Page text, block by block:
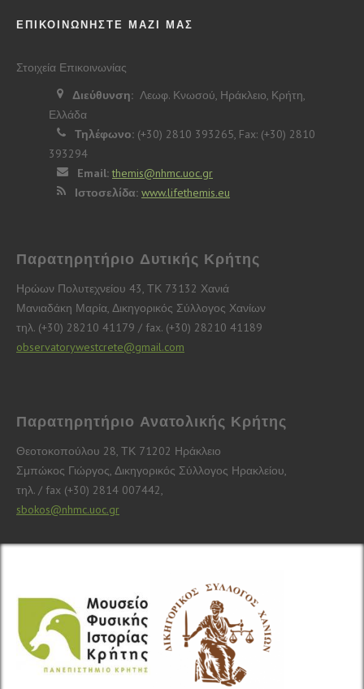
ΕΠΙΚΟΙΝΩΝΗΣΤΕ ΜΑΖΙ ΜΑΣ
Στοιχεία Επικοινωνίας
Διεύθυνση: Λεωφ. Κνωσού, Ηράκλειο, Κρήτη,
Ελλάδα
Τηλέφωνο: (+30) 2810 393265, Fax: (+30) 2810
393294
Email: themis@nhmc.uoc.gr
Ιστοσελίδα: www.lifethemis.eu
Παρατηρητήριο Δυτικής Κρήτης
Ηρώων Πολυτεχνείου 43, ΤΚ 73132 Χανιά
Μανιαδάκη Μαρία, Δικηγορικός Σύλλογος Χανίων
τηλ. (+30) 28210 41179 / fax. (+30) 28210 41189
observatorywestcrete@gmail.com
Παρατηρητήριο Ανατολικής Κρήτης
Θεοτοκοπούλου 28, ΤΚ 71202 Ηράκλειο
Σμπώκος Γιώργος, Δικηγορικός Σύλλογος Ηρακλείου,
τηλ. / fax (+30) 2814 007442,
sbokos@nhmc.uoc.gr